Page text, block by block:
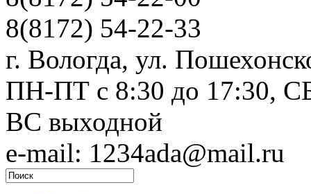
8(8172) 54-22-33
г. Вологда, ул.
ПН-ПТ c 8:30 до 17:30,
ВС выходной
e-mail: 1234ada@mail.ru